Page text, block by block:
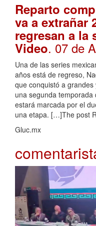
Reparto
va a extrañar
regresan a la
Video. 07 de
Una de las series
años está de regreso,
que conquistó a
una segunda
estará marcada por el
una etapa. […]The post
Gluc.mx